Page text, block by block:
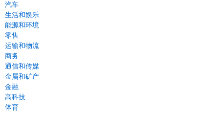
汽车
生活和娱乐
能源和环境
零售
运输和物流
商务
通信和传媒
金属和矿产
金融
高科技
体育